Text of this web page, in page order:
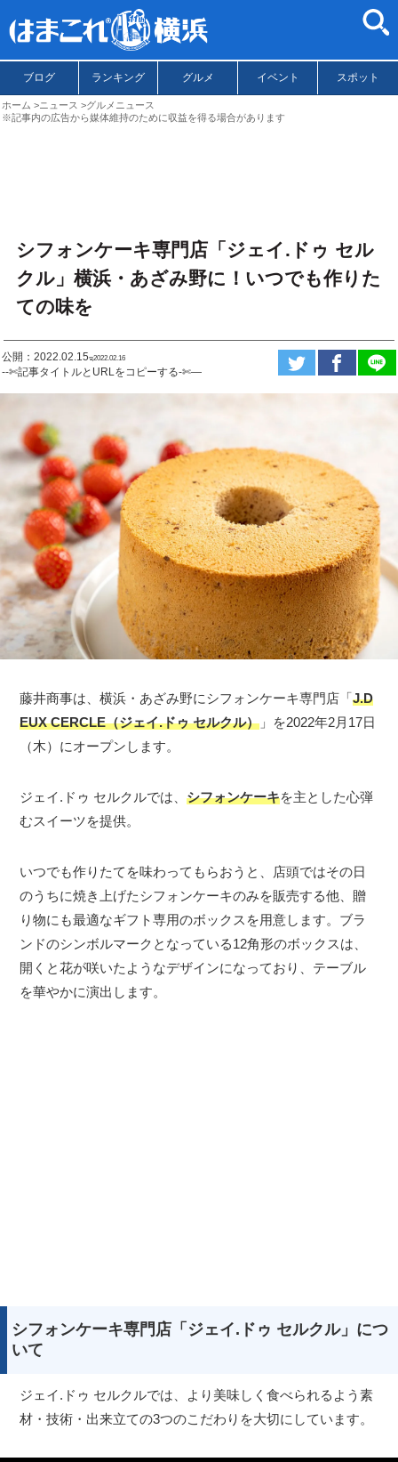
ブログ ランキング グルメ イベント スポット
ホーム ニュース
グルメニュース
※記事内の広告から媒体維持のために収益を得る場合があります
シフォンケーキ専門店「ジェイ.ドゥ セル
クル」横浜・あざみ野に！いつでも作りた
ての味を
公開：2022.02.15ಇ2022.02.16
--✄記事タイトルとURLをコピーする-✄—
藤井商事は、横浜・あざみ野にシフォンケーキ専門店「J.D
EUX CERCLE（ジェイ.ドゥ セルクル） 」を2022年2月17日
（木）にオープンします。
ジェイ.ドゥ セルクルでは、シフォンケーキを主とした心弾
むスイーツを提供。
いつでも作りたてを味わってもらおうと、店頭ではその日
のうちに焼き上げたシフォンケーキのみを販売する他、贈
り物にも最適なギフト専用のボックスを用意します。ブラ
ンドのシンボルマークとなっている12角形のボックスは、
開くと花が咲いたようなデザインになっており、テーブル
を華やかに演出します。
シフォンケーキ専門店「ジェイ.ドゥ セルクル」につ
いて
ジェイ.ドゥ セルクルでは、より美味しく食べられるよう素
材・技術・出来立ての3つのこだわりを大切にしています。